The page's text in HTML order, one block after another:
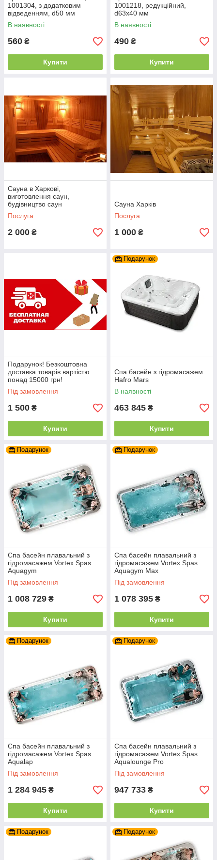
1001304, з додатковим
відведенням, d50 мм
В наявності
560 ₴
Купити
1001218, редукційний,
d63x40 мм
В наявності
490 ₴
Купити
Сауна в Харкові,
виготовлення саун,
будівництво саун
Послуга
2 000 ₴
Сауна Харків
Послуга
1 000 ₴
Подарунок! Безкоштовна
доставка товарів вартістю
понад 15000 грн!
Під замовлення
1 500 ₴
Купити
Подарунок
Спа басейн з гідромасажем
Hafro Mars
В наявності
463 845 ₴
Купити
Подарунок
Спа басейн плавальний з
гідромасажем Vortex Spas
Aquagym
Під замовлення
1 008 729 ₴
Купити
Подарунок
Спа басейн плавальний з
гідромасажем Vortex Spas
Aquagym Max
Під замовлення
1 078 395 ₴
Купити
Подарунок
Спа басейн плавальний з
гідромасажем Vortex Spas
Aqualap
Під замовлення
1 284 945 ₴
Купити
Подарунок
Спа басейн плавальний з
гідромасажем Vortex Spas
Aqualounge Pro
Під замовлення
947 733 ₴
Купити
Подарунок Подарунок